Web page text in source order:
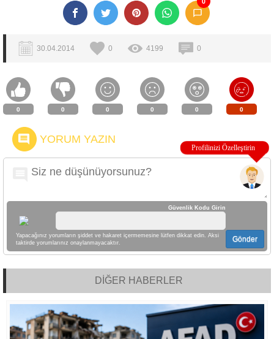
30.04.2014 0 4199 0
0 0 0 0 0 0
YORUM YAZIN
Güvenlik Kodu Girin
Yapacağınız yorumların şiddet ve hakaret içermemesine lütfen dikkat edin. Aksi
taktirde yorumlarınız onaylanmayacaktır.
Gönder
DİĞER HABERLER